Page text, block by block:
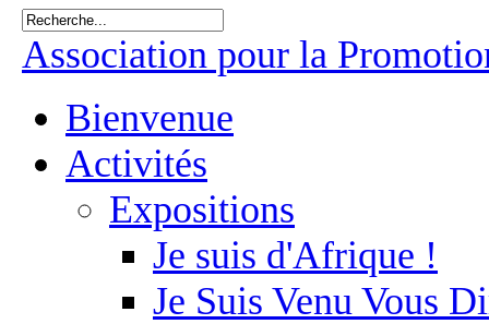
Association pour la
Bienvenue
Activités
Expositions
Je suis d'Afrique !
Je Suis Venu Vous